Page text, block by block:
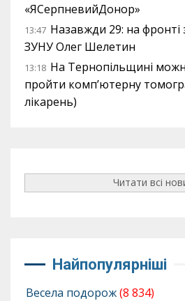
«ЯСерпневийДонор»
13:47 Назавжди 29: на фронті
ЗУНУ Олег Шелетин
13:18 На Тернопільщині
пройти комп’ютерну
лікарень)
Читати всі
Найпопулярніші
Весела подорож(8 834)